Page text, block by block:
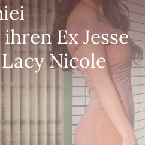
Ex Jesse
Nicole